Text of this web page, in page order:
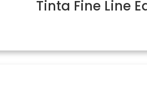
Tinta Fine Line